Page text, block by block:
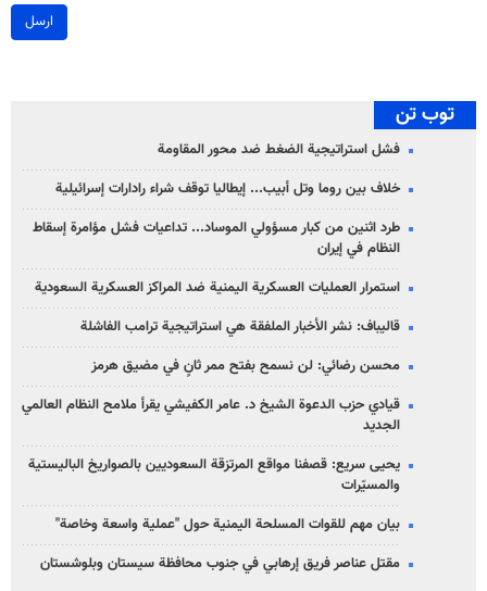
ارسل
توب تن
فشل استراتيجية الضغط ضد محور المقاومة
خلاف بين روما وتل أبيب... إيطاليا توقف شراء رادارات إسرائيلية
طرد اثنين من كبار مسؤولي الموساد... تداعيات فشل مؤامرة إسقاط
النظام في إيران
استمرار العمليات العسكرية اليمنية ضد المراكز العسكرية السعودية
قاليباف: نشر الأخبار الملفقة هي استراتيجية ترامب الفاشلة
محسن رضائي: لن نسمح بفتح ممر ثانٍ في مضيق هرمز
قيادي حزب الدعوة الشيخ د. عامر الكفيشي يقرأ ملامح النظام العالمي
الجديد
يحيى سريع: قصفنا مواقع المرتزقة السعوديين بالصواريخ الباليستية
والمسيّرات
بيان مهم للقوات المسلحة اليمنية حول "عملية واسعة وخاصة"
مقتل عناصر فريق إرهابي في جنوب محافظة سيستان وبلوشستان